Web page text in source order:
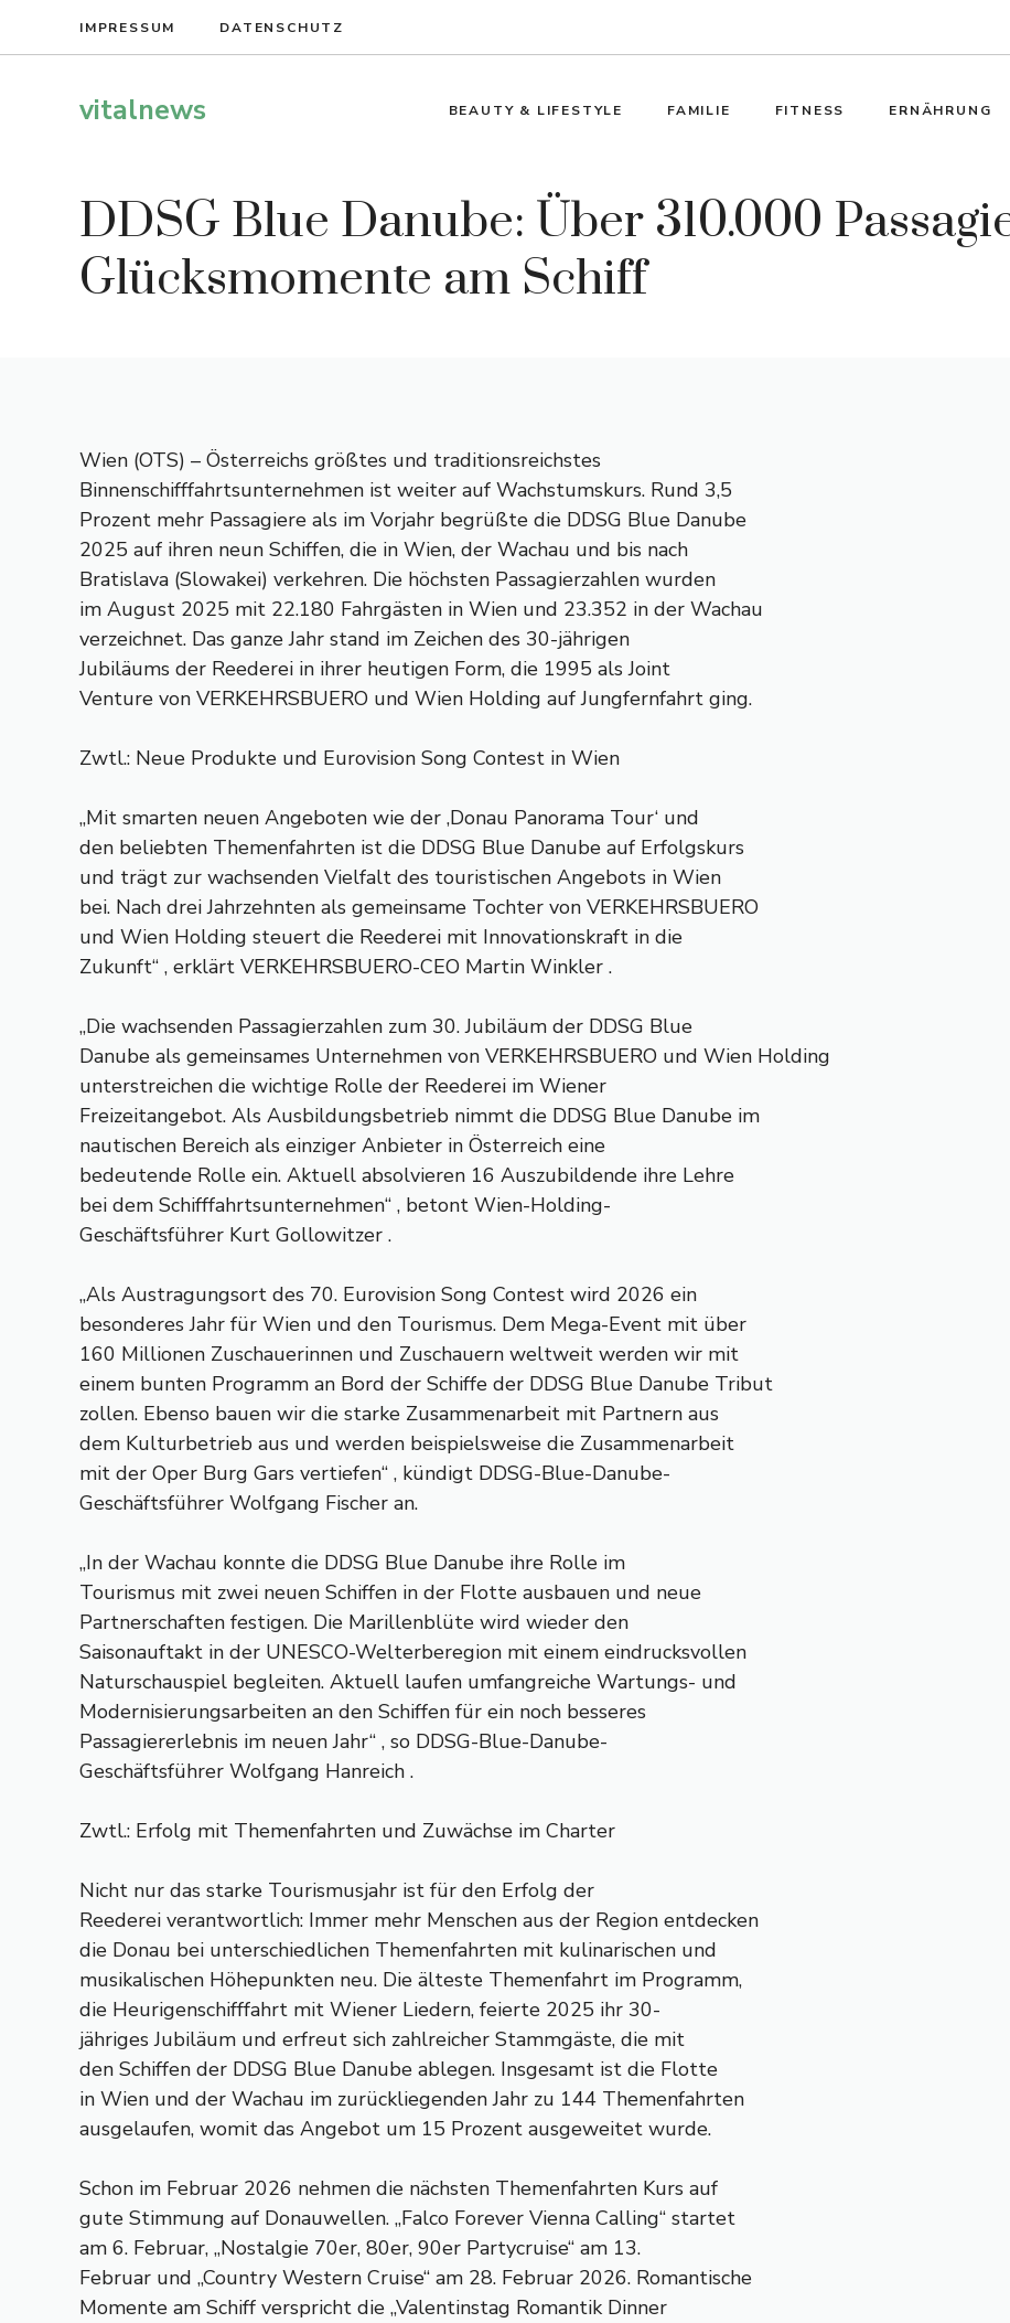
IMPRESSUM DATENSCHUTZ
vitalnews BEAUTY & LIFESTYLE FAMILIE FITNESS ERNÄHRUNG
DDSG Blue Danube: Über 310.000
Glücksmomente am Schiff
Wien (OTS) – Österreichs größtes und traditionsreichstes
Binnenschifffahrtsunternehmen ist weiter auf Wachstumskurs. Rund 3,5
Prozent mehr Passagiere als im Vorjahr begrüßte die DDSG Blue Danube
2025 auf ihren neun Schiffen, die in Wien, der Wachau und bis nach
Bratislava (Slowakei) verkehren. Die höchsten Passagierzahlen wurden
im August 2025 mit 22.180 Fahrgästen in Wien und 23.352 in der Wachau
verzeichnet. Das ganze Jahr stand im Zeichen des 30-jährigen
Jubiläums der Reederei in ihrer heutigen Form, die 1995 als Joint
Venture von VERKEHRSBUERO und Wien Holding auf Jungfernfahrt ging.
Zwtl.: Neue Produkte und Eurovision Song Contest in Wien
„Mit smarten neuen Angeboten wie der ‚Donau Panorama Tour‘ und
den beliebten Themenfahrten ist die DDSG Blue Danube auf Erfolgskurs
und trägt zur wachsenden Vielfalt des touristischen Angebots in Wien
bei. Nach drei Jahrzehnten als gemeinsame Tochter von VERKEHRSBUERO
und Wien Holding steuert die Reederei mit Innovationskraft in die
Zukunft“ , erklärt VERKEHRSBUERO-CEO Martin Winkler .
„Die wachsenden Passagierzahlen zum 30. Jubiläum der DDSG Blue
Danube als gemeinsames Unternehmen von VERKEHRSBUERO und Wien Holding
unterstreichen die wichtige Rolle der Reederei im Wiener
Freizeitangebot. Als Ausbildungsbetrieb nimmt die DDSG Blue Danube im
nautischen Bereich als einziger Anbieter in Österreich eine
bedeutende Rolle ein. Aktuell absolvieren 16 Auszubildende ihre Lehre
bei dem Schifffahrtsunternehmen“ , betont Wien-Holding-
Geschäftsführer Kurt Gollowitzer .
„Als Austragungsort des 70. Eurovision Song Contest wird 2026 ein
besonderes Jahr für Wien und den Tourismus. Dem Mega-Event mit über
160 Millionen Zuschauerinnen und Zuschauern weltweit werden wir mit
einem bunten Programm an Bord der Schiffe der DDSG Blue Danube Tribut
zollen. Ebenso bauen wir die starke Zusammenarbeit mit Partnern aus
dem Kulturbetrieb aus und werden beispielsweise die Zusammenarbeit
mit der Oper Burg Gars vertiefen“ , kündigt DDSG-Blue-Danube-
Geschäftsführer Wolfgang Fischer an.
„In der Wachau konnte die DDSG Blue Danube ihre Rolle im
Tourismus mit zwei neuen Schiffen in der Flotte ausbauen und neue
Partnerschaften festigen. Die Marillenblüte wird wieder den
Saisonauftakt in der UNESCO-Welterberegion mit einem eindrucksvollen
Naturschauspiel begleiten. Aktuell laufen umfangreiche Wartungs- und
Modernisierungsarbeiten an den Schiffen für ein noch besseres
Passagiererlebnis im neuen Jahr“ , so DDSG-Blue-Danube-
Geschäftsführer Wolfgang Hanreich .
Zwtl.: Erfolg mit Themenfahrten und Zuwächse im Charter
Nicht nur das starke Tourismusjahr ist für den Erfolg der
Reederei verantwortlich: Immer mehr Menschen aus der Region entdecken
die Donau bei unterschiedlichen Themenfahrten mit kulinarischen und
musikalischen Höhepunkten neu. Die älteste Themenfahrt im Programm,
die Heurigenschifffahrt mit Wiener Liedern, feierte 2025 ihr 30-
jähriges Jubiläum und erfreut sich zahlreicher Stammgäste, die mit
den Schiffen der DDSG Blue Danube ablegen. Insgesamt ist die Flotte
in Wien und der Wachau im zurückliegenden Jahr zu 144 Themenfahrten
ausgelaufen, womit das Angebot um 15 Prozent ausgeweitet wurde.
Schon im Februar 2026 nehmen die nächsten Themenfahrten Kurs auf
gute Stimmung auf Donauwellen. „Falco Forever Vienna Calling“ startet
am 6. Februar, „Nostalgie 70er, 80er, 90er Partycruise“ am 13.
Februar und „Country Western Cruise“ am 28. Februar 2026. Romantische
Momente am Schiff verspricht die „Valentinstag Romantik Dinner